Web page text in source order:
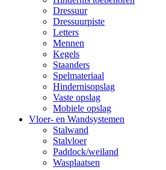
Dressuur
Dressuurpiste
Letters
Mennen
Kegels
Staanders
Spelmateriaal
Hindernisopslag
Vaste opslag
Mobiele opslag
Vloer- en Wandsystemen
Stalwand
Stalvloer
Paddock/weiland
Wasplaatsen